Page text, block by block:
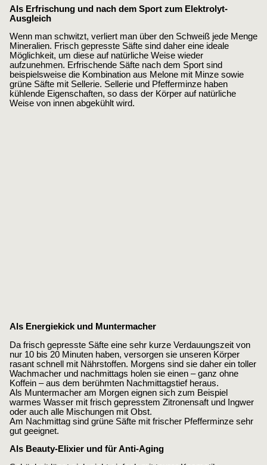
Als Erfrischung und nach dem Sport zum Elektrolyt-
Ausgleich
Wenn man schwitzt, verliert man über den Schweiß jede Menge
Mineralien. Frisch gepresste Säfte sind daher eine ideale
Möglichkeit, um diese auf natürliche Weise wieder
aufzunehmen. Erfrischende Säfte nach dem Sport sind
beispielsweise die Kombination aus Melone mit Minze sowie
grüne Säfte mit Sellerie. Sellerie und Pfefferminze haben
kühlende Eigenschaften, so dass der Körper auf natürliche
Weise von innen abgekühlt wird.
Als Energiekick und Muntermacher
Da frisch gepresste Säfte eine sehr kurze Verdauungszeit von
nur 10 bis 20 Minuten haben, versorgen sie unseren Körper
rasant schnell mit Nährstoffen. Morgens sind sie daher ein toller
Wachmacher und nachmittags holen sie einen – ganz ohne
Koffein – aus dem berühmten Nachmittagstief heraus.
Als Muntermacher am Morgen eignen sich zum Beispiel
warmes Wasser mit frisch gepresstem Zitronensaft und Ingwer
oder auch alle Mischungen mit Obst.
Am Nachmittag sind grüne Säfte mit frischer Pfefferminze sehr
gut geeignet.
Als Beauty-Elixier und für Anti-Aging